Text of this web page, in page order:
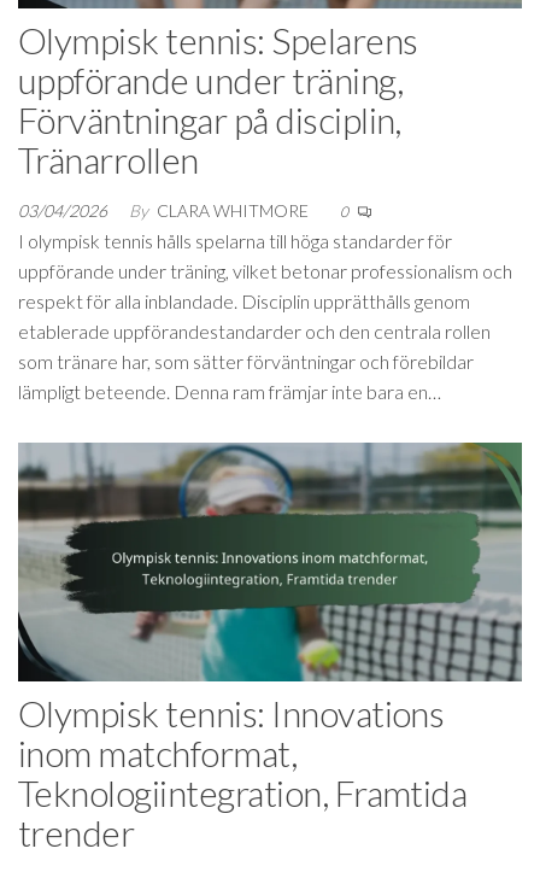
Olympisk tennis: Spelarens
uppförande under träning,
Förväntningar på disciplin,
Tränarrollen
03/04/2026 By CLARA WHITMORE 0
I olympisk tennis hålls spelarna till höga standarder för
uppförande under träning, vilket betonar professionalism och
respekt för alla inblandade. Disciplin upprätthålls genom
etablerade uppförandestandarder och den centrala rollen
som tränare har, som sätter förväntningar och förebildar
lämpligt beteende. Denna ram främjar inte bara en…
Olympisk tennis: Innovations
inom matchformat,
Teknologiintegration, Framtida
trender